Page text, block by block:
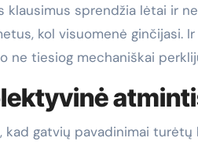
klausimus sprendžia lėtai ir
kol visuomenė ginčijasi.
ne tiesiog mechaniškai
kad gatvių pavadinimai